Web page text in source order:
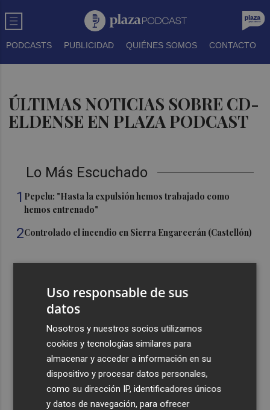
PODCASTS PUBLICIDAD QUIÉNES SOMOS CONTACTO
ÚLTIMAS NOTICIAS SOBRE CD-
ELDENSE EN PLAZA PODCAST
Lo Más Escuchado
1 Pepelu: "Hasta la expulsión hemos trabajado como
hemos entrenado"
2Controlado el incendio en Sierra Engarcerán (Castellón)
El eclipse solar dispara el turismo y las búsquedas de
El cubano Papillo triunfa en el certamen del Trovo
Pascual García-Mateos de La Unión
Uso responsable de sus
datos
Nosotros y nuestros socios utilizamos
cookies y tecnologías similares para
almacenar y acceder a información en su
dispositivo y procesar datos personales,
como su dirección IP, identificadores únicos
y datos de navegación, para ofrecer